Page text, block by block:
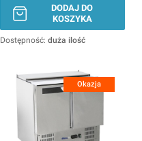
DODAJ DO
KOSZYKA
Dostępność: duża ilość
Okazja